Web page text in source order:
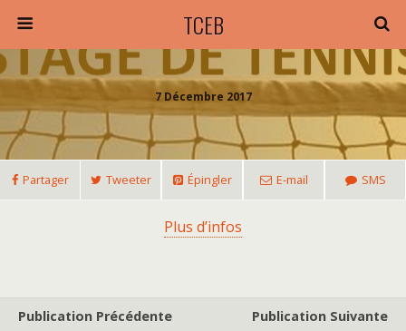
TCEB
7 Décembre 2017
Partager Tweeter Épingler E-mail SMS
Plus d’infos
Publication Précédente
Publication Suivante